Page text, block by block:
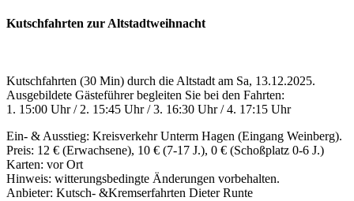
Kutschfahrten zur Altstadtweihnacht
Kutschfahrten (30 Min) durch die Altstadt am Sa, 13.12.2025.
Ausgebildete Gästeführer begleiten Sie bei den Fahrten:
1. 15:00 Uhr / 2. 15:45 Uhr / 3. 16:30 Uhr / 4. 17:15 Uhr
Ein- & Ausstieg: Kreisverkehr Unterm Hagen (Eingang Weinberg).
Preis: 12 € (Erwachsene), 10 € (7-17 J.), 0 € (Schoßplatz 0-6 J.)
Karten: vor Ort
Hinweis: witterungsbedingte Änderungen vorbehalten.
Anbieter: Kutsch- &Kremserfahrten Dieter Runte